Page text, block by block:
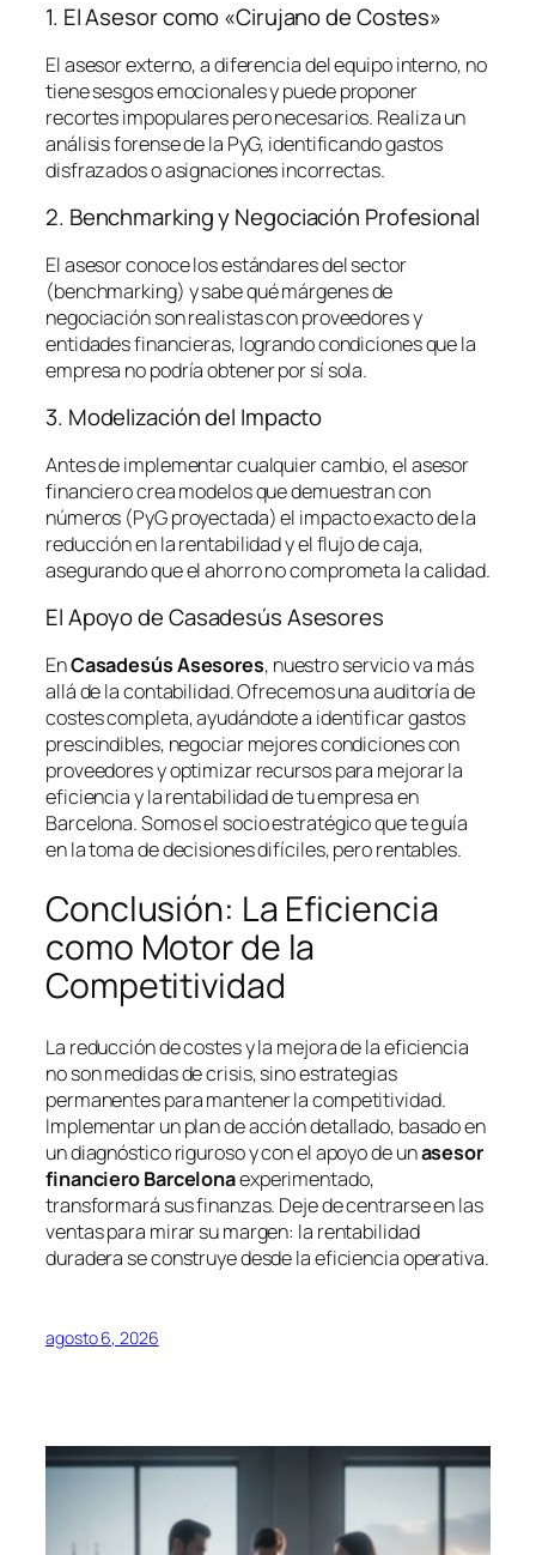
1. El Asesor como «Cirujano de Costes»
El asesor externo, a diferencia del equipo interno, no
tiene sesgos emocionales y puede proponer
recortes impopulares pero necesarios. Realiza un
análisis forense de la PyG, identificando gastos
disfrazados o asignaciones incorrectas.
2. Benchmarking y Negociación Profesional
El asesor conoce los estándares del sector
(benchmarking) y sabe qué márgenes de
negociación son realistas con proveedores y
entidades financieras, logrando condiciones que la
empresa no podría obtener por sí sola.
3. Modelización del Impacto
Antes de implementar cualquier cambio, el asesor
financiero crea modelos que demuestran con
números (PyG proyectada) el impacto exacto de la
reducción en la rentabilidad y el flujo de caja,
asegurando que el ahorro no comprometa la calidad.
El Apoyo de Casadesús Asesores
EnCasadesús Asesores, nuestro servicio va más
allá de la contabilidad. Ofrecemos una auditoría de
costes completa, ayudándote a identificar gastos
prescindibles, negociar mejores condiciones con
proveedores y optimizar recursos para mejorar la
eficiencia y la rentabilidad de tu empresa en
Barcelona. Somos el socio estratégico que te guía
en la toma de decisiones difíciles, pero rentables.
Conclusión: La Eficiencia
como Motor de la
Competitividad
La reducción de costes y la mejora de la eficiencia
no son medidas de crisis, sino estrategias
permanentes para mantener la competitividad.
Implementar un plan de acción detallado, basado en
un diagnóstico riguroso y con el apoyo de unasesor
financiero Barcelonaexperimentado,
transformará sus finanzas. Deje de centrarse en las
ventas para mirar su margen: la rentabilidad
duradera se construye desde la eficiencia operativa.
agosto 6, 2026